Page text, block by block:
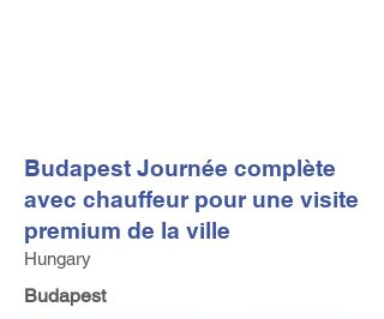
Budapest Journée complète
avec chauffeur pour une visite
premium de la ville
Hungary
Budapest